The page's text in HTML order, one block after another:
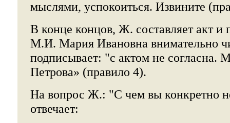
мыслями, успокоиться. Извините
В конце концов, Ж. составляет акт и
М.И. Мария Ивановна внимательно
подписывает: "с актом не согласна.
Петрова» (правило 4).
На вопрос Ж.: "С чем вы конкретно
отвечает: